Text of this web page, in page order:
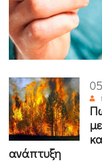
ανάπτυξη